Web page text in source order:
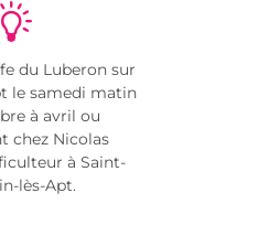
du Luberon sur
le samedi matin
à avril ou
chez Nicolas
à Saint-
lès-Apt.